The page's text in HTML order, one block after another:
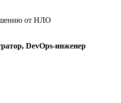
от НЛО
DevOps-инженер